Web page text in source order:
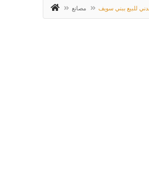
مصانع للبيع ببني سويف